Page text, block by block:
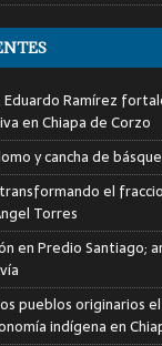
Ramírez
en Chiapa de Corzo
y cancha de
el
Torres
en Predio Santiago;
pueblos originarios
indígena en